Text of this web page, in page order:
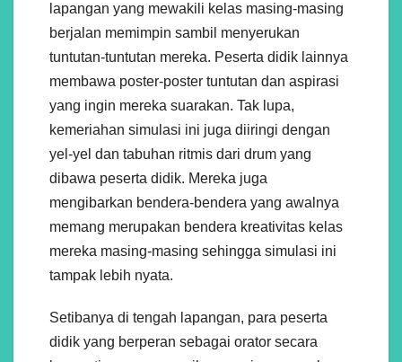
lapangan yang mewakili kelas masing-masing
berjalan memimpin sambil menyerukan
tuntutan-tuntutan mereka. Peserta didik lainnya
membawa poster-poster tuntutan dan aspirasi
yang ingin mereka suarakan. Tak lupa,
kemeriahan simulasi ini juga diiringi dengan
yel-yel dan tabuhan ritmis dari drum yang
dibawa peserta didik. Mereka juga
mengibarkan bendera-bendera yang awalnya
memang merupakan bendera kreativitas kelas
mereka masing-masing sehingga simulasi ini
tampak lebih nyata.
Setibanya di tengah lapangan, para peserta
didik yang berperan sebagai orator secara